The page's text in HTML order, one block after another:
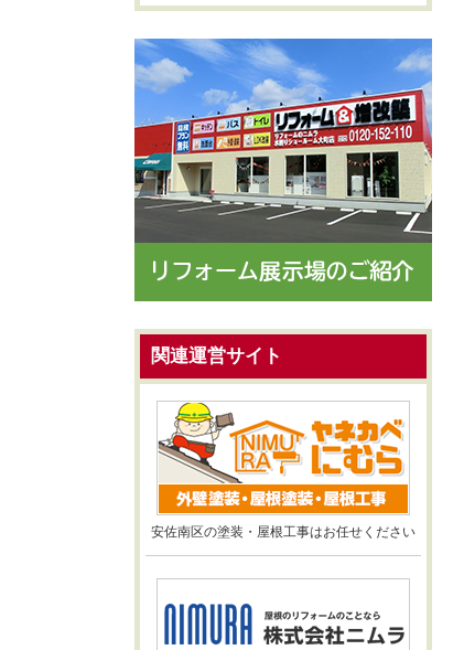
関連運営サイト
安佐南区の塗装・屋根工事はお任せください